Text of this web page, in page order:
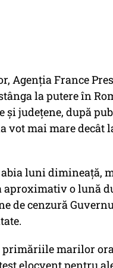
Agenţia France
la putere în
judeţene, după
vot mai mare decât
luni dimineaţă,
aproximativ o lună
de cenzură
marilor
elocvent pentru